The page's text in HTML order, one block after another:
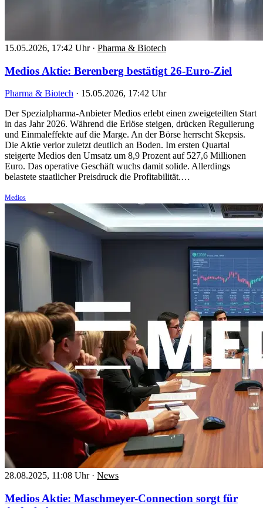
15.05.2026, 17:42 Uhr · Pharma & Biotech
Medios Aktie: Berenberg bestätigt 26-Euro-Ziel
Pharma & Biotech · 15.05.2026, 17:42 Uhr
Der Spezialpharma-Anbieter Medios erlebt einen zweigeteilten Start
in das Jahr 2026. Während die Erlöse steigen, drücken Regulierung
und Einmaleffekte auf die Marge. An der Börse herrscht Skepsis.
Die Aktie verlor zuletzt deutlich an Boden. Im ersten Quartal
steigerte Medios den Umsatz um 8,9 Prozent auf 527,6 Millionen
Euro. Das operative Geschäft wuchs damit solide. Allerdings
belastete staatlicher Preisdruck die Profitabilität.…
Medios
28.08.2025, 11:08 Uhr · News
Medios Aktie: Maschmeyer-Connection sorgt für